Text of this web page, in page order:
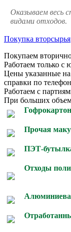
Оказываем весь
видами отходов.
Покупка вторсырья
Покупаем
Работаем только
Цены указанные на
справки по
Работаем с
При больших
Гофрокартон
Прочая
ПЭТ-
Отходы